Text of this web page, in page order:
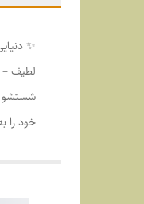
✨
لطیف –
شستشو
خود را